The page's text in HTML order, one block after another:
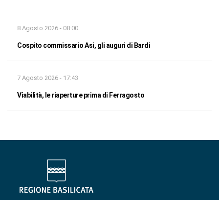
8 Agosto 2026 - 08:00
Cospito commissario Asi, gli auguri di Bardi
7 Agosto 2026 - 17:43
Viabilità, le riaperture prima di Ferragosto